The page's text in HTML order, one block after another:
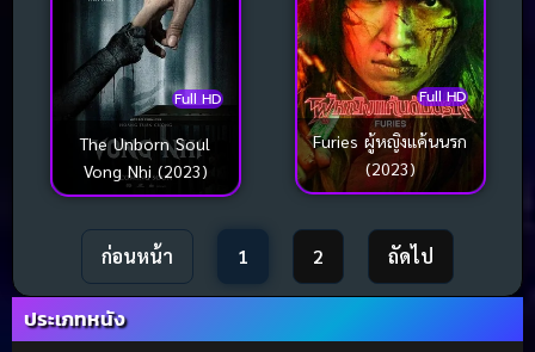
Full HD
The Unborn Soul
Vong Nhi (2023)
Full HD
Furies ผู้หญิงแค้นนรก
(2023)
ก่อนหน้า 1 2 ถัดไป
ประเภทหนัง